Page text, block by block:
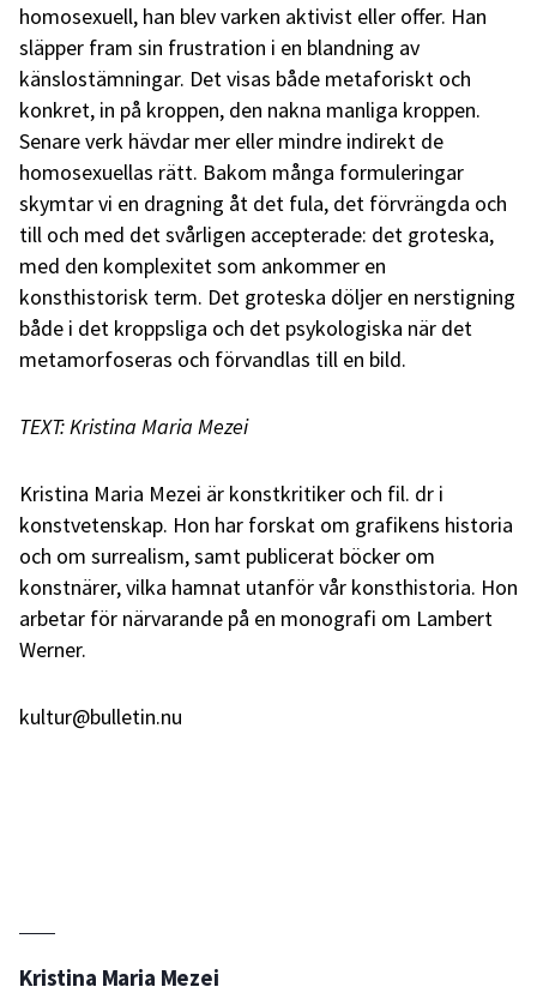
homosexuell, han blev varken aktivist eller offer. Han
släpper fram sin frustration i en blandning av
känslostämningar. Det visas både metaforiskt och
konkret, in på kroppen, den nakna manliga kroppen.
Senare verk hävdar mer eller mindre indirekt de
homosexuellas rätt. Bakom många formuleringar
skymtar vi en dragning åt det fula, det förvrängda och
till och med det svårligen accepterade: det groteska,
med den komplexitet som ankommer en
konsthistorisk term. Det groteska döljer en nerstigning
både i det kroppsliga och det psykologiska när det
metamorfoseras och förvandlas till en bild.
TEXT: Kristina Maria Mezei
Kristina Maria Mezei är konstkritiker och fil. dr i
konstvetenskap. Hon har forskat om grafikens historia
och om surrealism, samt publicerat böcker om
konstnärer, vilka hamnat utanför vår konsthistoria. Hon
arbetar för närvarande på en monografi om Lambert
Werner.
kultur@bulletin.nu
Kristina Maria Mezei